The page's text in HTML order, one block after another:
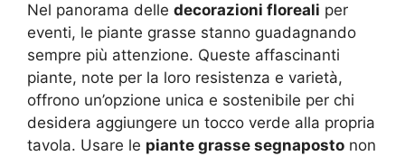
Nel panorama delle decorazioni floreali per
eventi, le piante grasse stanno guadagnando
sempre più attenzione. Queste affascinanti
piante, note per la loro resistenza e varietà,
offrono un’opzione unica e sostenibile per chi
desidera aggiungere un tocco verde alla propria
tavola. Usare le piante grasse segnaposto non